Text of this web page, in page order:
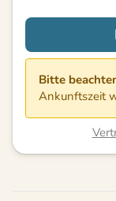
Bitte
Ankunftszeit